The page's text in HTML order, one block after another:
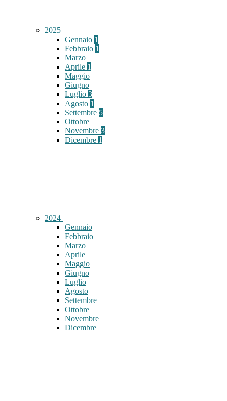
2025
Gennaio 1
Febbraio 1
Marzo
Aprile 1
Maggio
Giugno
Luglio 3
Agosto 1
Settembre 5
Ottobre
Novembre 3
Dicembre 1
2024
Gennaio
Febbraio
Marzo
Aprile
Maggio
Giugno
Luglio
Agosto
Settembre
Ottobre
Novembre
Dicembre